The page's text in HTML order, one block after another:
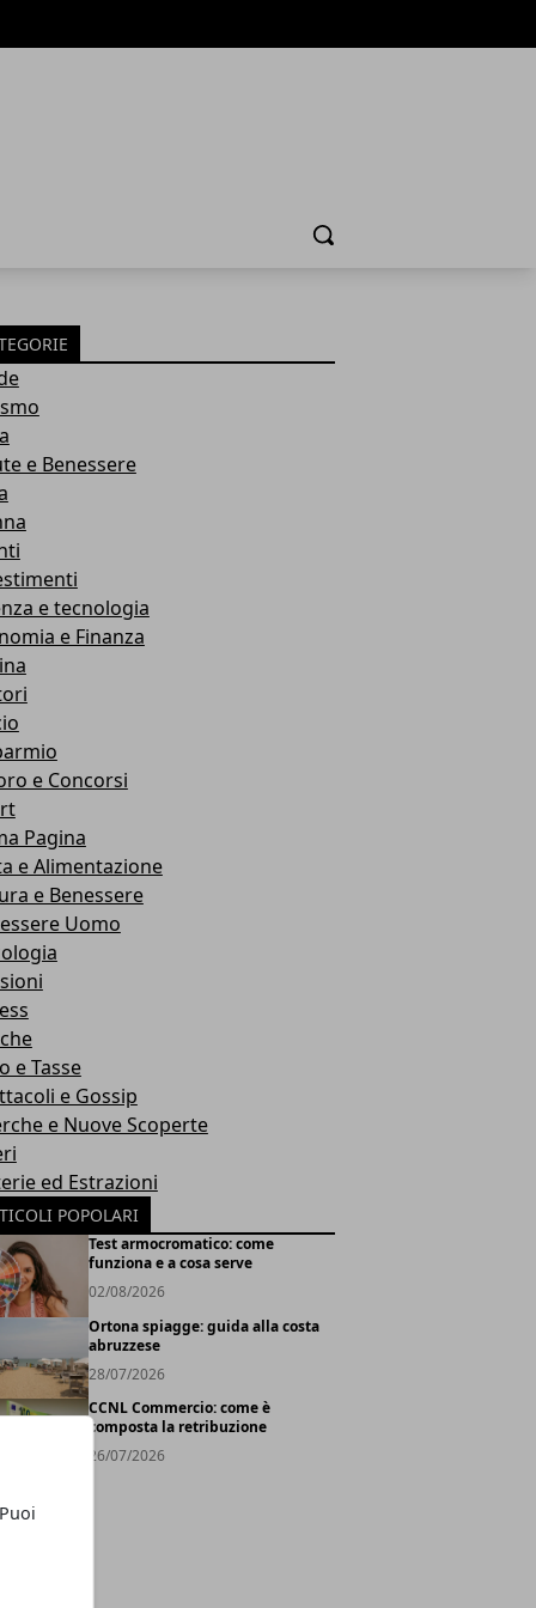
Cerca
e Benessere
e tecnologia
e Finanza
e Concorsi
Pagina
e Alimentazione
e Benessere
Uomo
e Tasse
e Gossip
e Nuove Scoperte
ed Estrazioni
POPOLARI
Test armocromatico: come
funziona e a cosa serve
02/08/2026
Ortona spiagge: guida alla costa
abruzzese
28/07/2026
CCNL Commercio: come è
composta la retribuzione
26/07/2026